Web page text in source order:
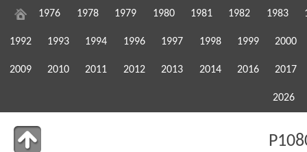
1976 1978 1979 1980 1981 1982 1983
1992 1993 1994 1996 1997 1998 1999 2000
2009 2010 2011 2012 2013 2014 2016 2017
2026